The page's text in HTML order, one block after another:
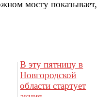
мосту показывает,
В эту пятницу в
Новгородской
области стартует